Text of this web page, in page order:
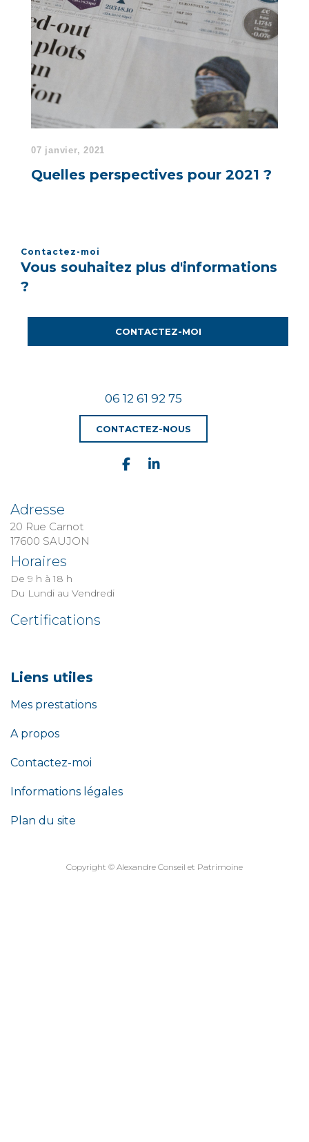
07 janvier, 2021
Quelles perspectives pour 2021 ?
Contactez-moi
Vous souhaitez plus d'informations
?
CONTACTEZ-MOI
06 12 61 92 75
CONTACTEZ-NOUS
Adresse
20 Rue Carnot
​​​​​​​17600 SAUJON
Horaires
De 9 h à 18 h
Du Lundi au Vendredi
Certifications
Liens utiles
Mes prestations
A propos
Contactez-moi
Informations légales
Plan du site
​​​​​​​Copyright ©​​​​​​​ Alexandre Conseil et Patrimoine